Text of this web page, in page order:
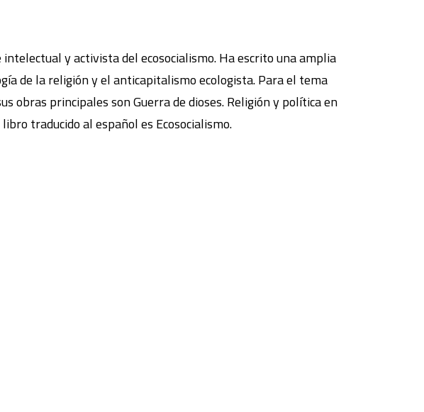
y activista del ecosocialismo. Ha escrito una amplia
de la religión y el anticapitalismo ecologista. Para el tema
obras principales son Guerra de dioses. Religión y política en
traducido al español es Ecosocialismo.